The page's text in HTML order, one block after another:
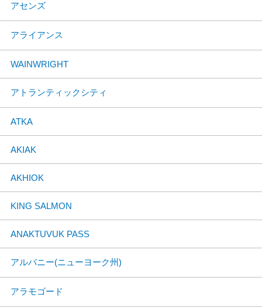
アセンズ
アライアンス
WAINWRIGHT
アトランティックシティ
ATKA
AKIAK
AKHIOK
KING SALMON
ANAKTUVUK PASS
アルバニー(ニューヨーク州)
アラモゴード